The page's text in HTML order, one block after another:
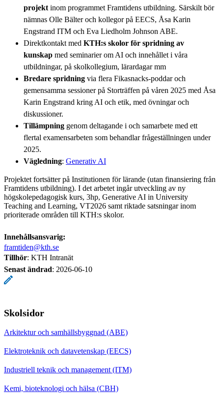
projekt inom programmet Framtidens utbildning. Särskilt bör
nämnas Olle Bälter och kollegor på EECS, Åsa Karin
Engstrand ITM och Eva Liedholm Johnson ABE.
Direktkontakt med KTH:s skolor för spridning av
kunskap med seminarier om AI och innehållet i våra
utbildningar, på skolkollegium, lärardagar mm
Bredare spridning via flera Fikasnacks-poddar och
gemensamma sessioner på Storträffen på våren 2025 med Åsa
Karin Engstrand kring AI och etik, med övningar och
diskussioner.
Tillämpning genom deltagande i och samarbete med ett
flertal examensarbeten som behandlar frågeställningen under
2025.
Vägledning: Generativ AI
Projektet fortsätter på Institutionen för lärande (utan finansiering från
Framtidens utbildning). I det arbetet ingår utveckling av ny
högskolepedagogisk kurs, 3hp, Generative AI in University
Teaching and Learning, VT2026 samt riktade satsningar inom
prioriterade områden till KTH:s skolor.
Innehållsansvarig:
framtiden@kth.se
Tillhör: KTH Intranät
Senast ändrad: 2026-06-10
Skolsidor
Arkitektur och samhällsbyggnad (ABE)
Elektroteknik och datavetenskap (EECS)
Industriell teknik och management (ITM)
Kemi, bioteknologi och hälsa (CBH)